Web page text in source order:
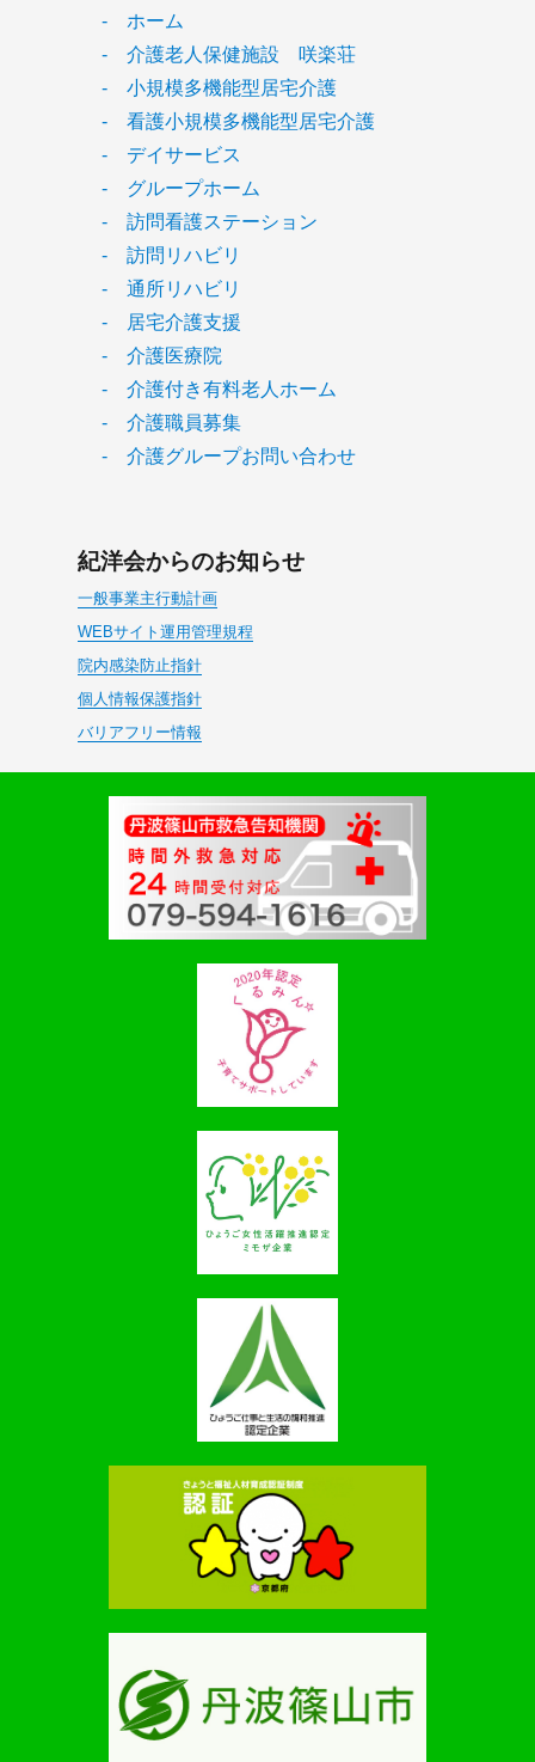
- ホーム
- 介護老人保健施設 咲楽荘
- 小規模多機能型居宅介護
- 看護小規模多機能型居宅介護
- デイサービス
- グループホーム
- 訪問看護ステーション
- 訪問リハビリ
- 通所リハビリ
- 居宅介護支援
- 介護医療院
- 介護付き有料老人ホーム
- 介護職員募集
- 介護グループお問い合わせ
紀洋会からのお知らせ
一般事業主行動計画
WEBサイト運用管理規程
院内感染防止指針
個人情報保護指針
バリアフリー情報